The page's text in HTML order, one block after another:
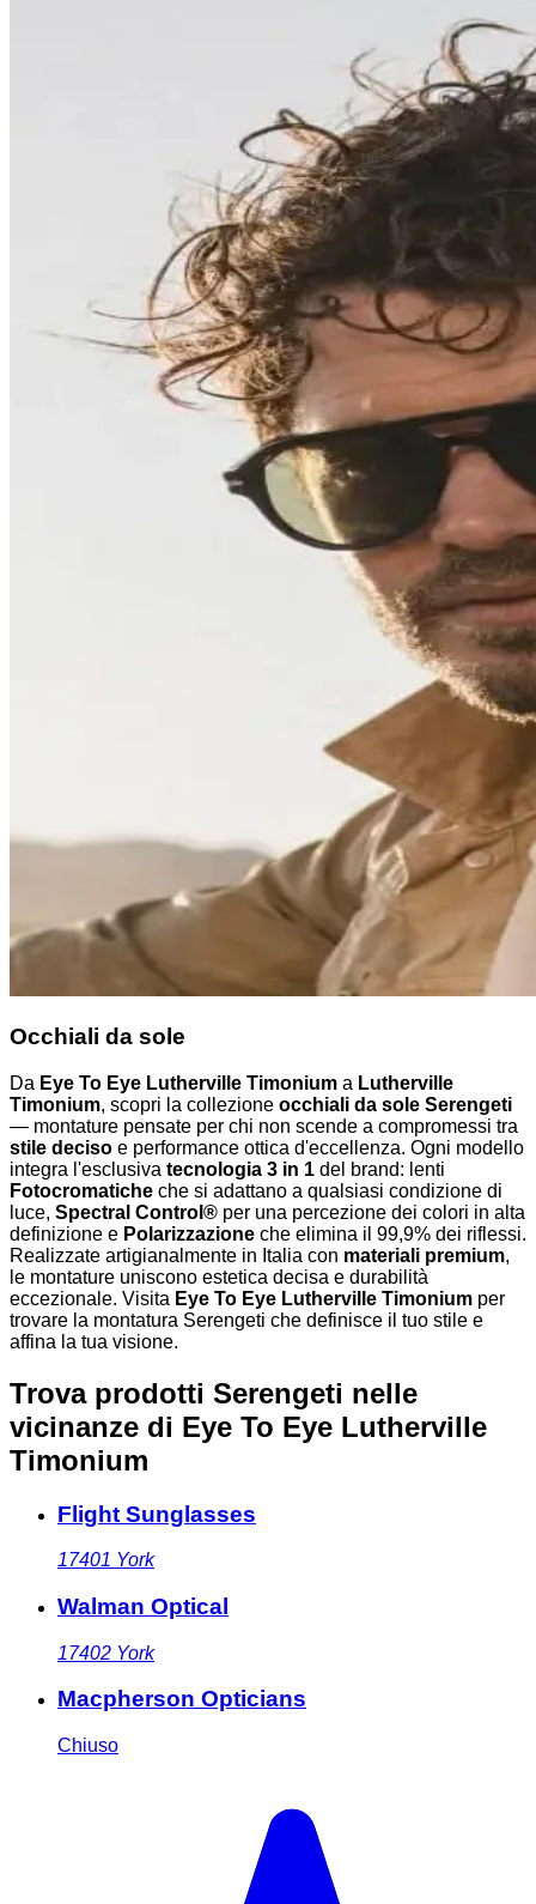
Occhiali da sole
Da Eye To Eye Lutherville Timonium a Lutherville
Timonium, scopri la collezione occhiali da sole Serengeti
— montature pensate per chi non scende a compromessi tra
stile deciso e performance ottica d'eccellenza. Ogni modello
integra l'esclusiva tecnologia 3 in 1 del brand: lenti
Fotocromatiche che si adattano a qualsiasi condizione di
luce, Spectral Control® per una percezione dei colori in alta
definizione e Polarizzazione che elimina il 99,9% dei riflessi.
Realizzate artigianalmente in Italia con materiali premium,
le montature uniscono estetica decisa e durabilità
eccezionale. Visita Eye To Eye Lutherville Timonium per
trovare la montatura Serengeti che definisce il tuo stile e
affina la tua visione.
Trova prodotti Serengeti nelle
vicinanze di Eye To Eye Lutherville
Timonium
Flight Sunglasses
17401 York
Walman Optical
17402 York
Macpherson Opticians
Chiuso